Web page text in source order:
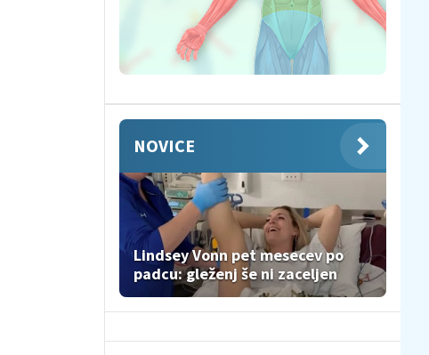
NOVICE
Lindsey Vonn pet mesecev po
padcu: gleženj še ni zaceljen